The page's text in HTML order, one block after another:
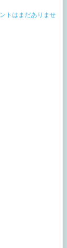
トはまだありませ